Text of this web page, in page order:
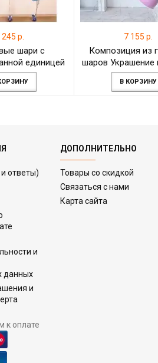
245 р.
шари с
единицей
мальчику
7 155 р.
Композиция из
шаров Украшение
"Розовый
В КОРЗИНУ
ответы)
и
данных
и
к оплате
ДОПОЛНИТЕЛЬНО
Товары со скидкой
Связаться с нами
Карта сайта